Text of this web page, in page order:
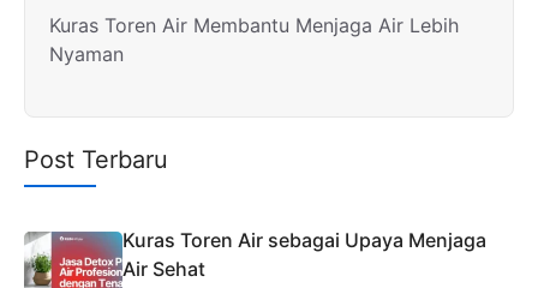
Kuras Toren Air Membantu Menjaga Air Lebih
Nyaman
Post Terbaru
Kuras Toren Air sebagai Upaya Menjaga
Air Sehat